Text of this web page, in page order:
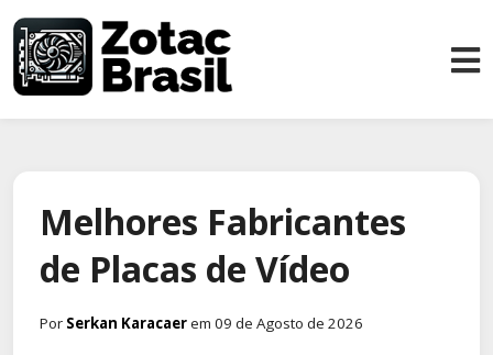
Melhores Fabricantes
de Placas de Vídeo
Por Serkan Karacaerem 09 de Agosto de 2026